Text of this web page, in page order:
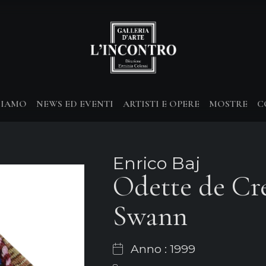
NEWS ED EVENTI ARTISTI E OPERE MOSTRE
Enrico Baj
Odette de
Swann
Anno : 1999